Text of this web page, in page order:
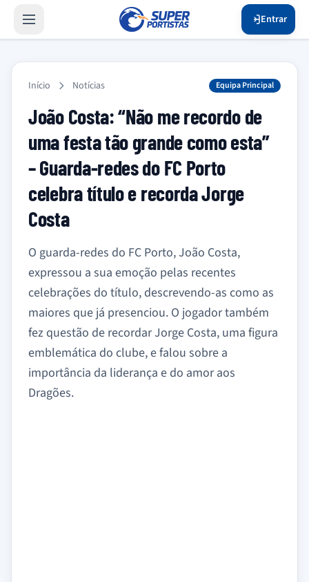
Entrar
Início Notícias Equipa Principal
João Costa: “Não me recordo de
uma festa tão grande como esta”
– Guarda-redes do FC Porto
celebra título e recorda Jorge
Costa
O guarda-redes do FC Porto, João Costa,
expressou a sua emoção pelas recentes
celebrações do título, descrevendo-as como as
maiores que já presenciou. O jogador também
fez questão de recordar Jorge Costa, uma figura
emblemática do clube, e falou sobre a
importância da liderança e do amor aos
Dragões.